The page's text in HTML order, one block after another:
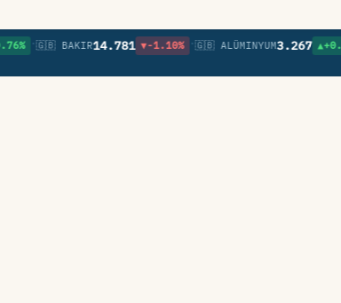
•🇬🇧 BAKIR14.781 ▼-1.10% •🇬🇧 ALÜMINYUM3.267 ▲+0.41%